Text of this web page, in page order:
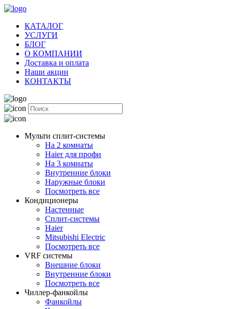
КАТАЛОГ
УСЛУГИ
БЛОГ
О КОМПАНИИ
Доставка и оплата
Наши акции
КОНТАКТЫ
Мульти сплит-системы
На 2 комнаты
Haier для профи
На 3 комнаты
Внутренние блоки
Наружные блоки
Посмотреть все
Кондиционеры
Настенные
Сплит-системы
Haier
Mitsubishi Electric
Посмотреть все
VRF системы
Внешние блоки
Внутренние блоки
Посмотреть все
Чиллер-фанкойлы
Фанкойлы